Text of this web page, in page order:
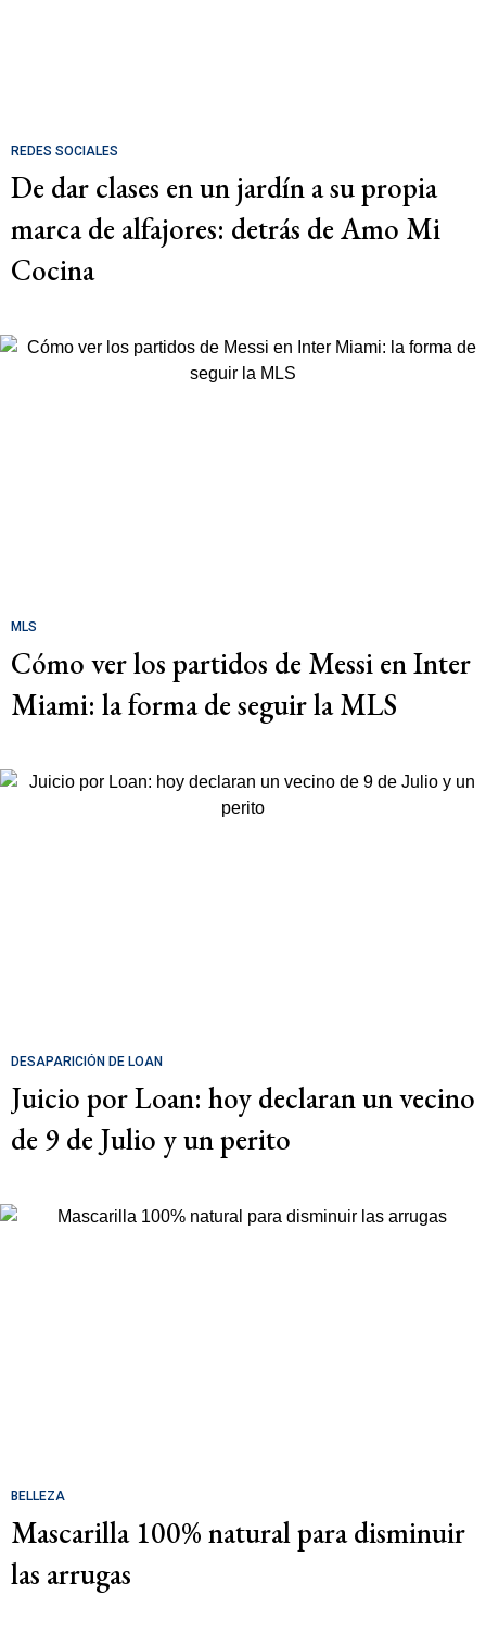
REDES SOCIALES
De dar clases en un jardín a su propia
marca de alfajores: detrás de Amo Mi
Cocina
MLS
Cómo ver los partidos de Messi en Inter
Miami: la forma de seguir la MLS
DESAPARICIÓN DE LOAN
Juicio por Loan: hoy declaran un vecino
de 9 de Julio y un perito
BELLEZA
Mascarilla 100% natural para disminuir
las arrugas